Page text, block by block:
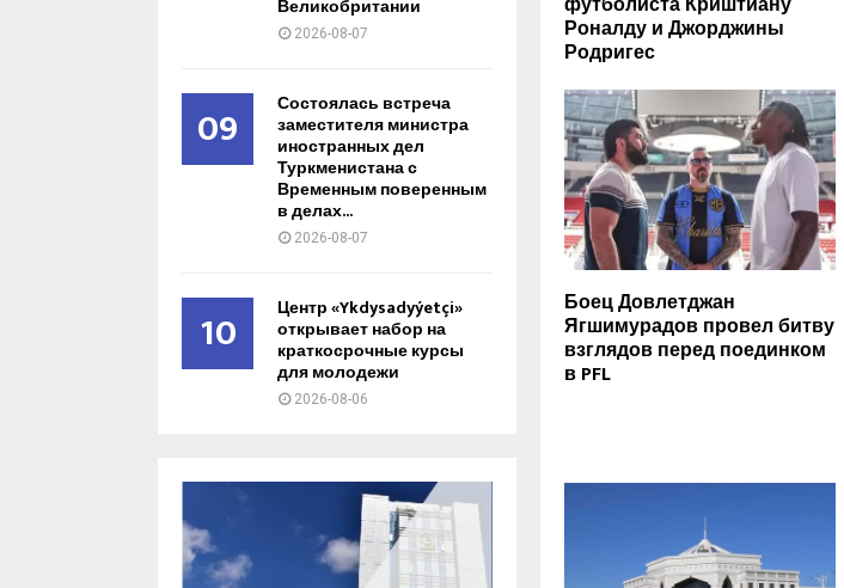
Роналду и Джорджины
Родригес
Боец Довлетджан
Ягшимурадов провел битву
взглядов перед поединком
в PFL
Великобритании
2026-08-07
09 Состоялась встреча
заместителя министра
иностранных дел
Туркменистана с
Временным поверенным
в делах...
2026-08-07
10 Центр «Ykdysadyýetçi»
открывает набор на
краткосрочные курсы
для молодежи
2026-08-06